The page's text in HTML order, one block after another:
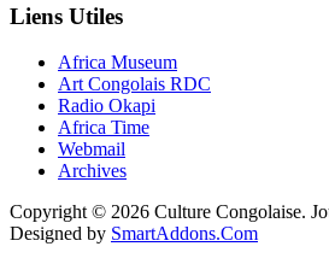
Liens Utiles
Africa Museum
Art Congolais RDC
Radio Okapi
Africa Time
Webmail
Archives
Copyright © 2026 Culture Congolaise.
Designed by SmartAddons.Com